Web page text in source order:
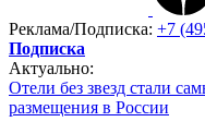
Реклама/Подписка: +7
Подписка
Актуально:
Отели без звезд стали
размещения в России